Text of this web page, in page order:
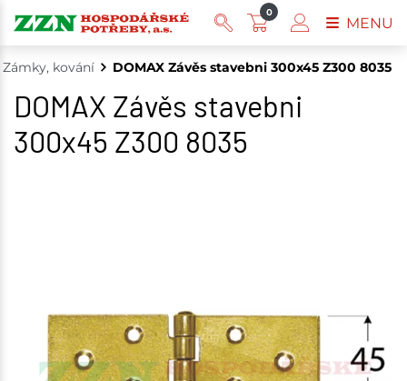
Zámky, kování DOMAX Závěs stavebni 300x45 Z300 8035
DOMAX Závěs stavebni
300x45 Z300 8035
0
MENU